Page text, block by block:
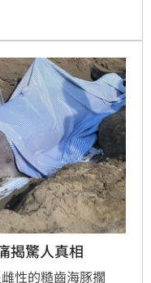
捕蛇專家到場，確
揭驚人真相
性的糙齒海豚擱